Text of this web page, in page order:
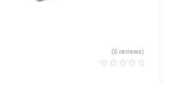
(0 reviews)